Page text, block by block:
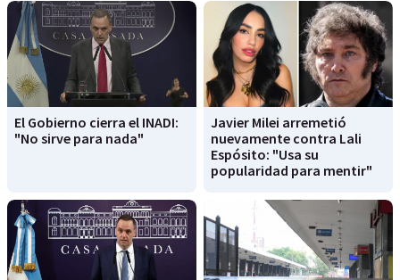
El Gobierno cierra el INADI:
"No sirve para nada"
Javier Milei arremetió
nuevamente contra Lali
Espósito: "Usa su
popularidad para mentir"